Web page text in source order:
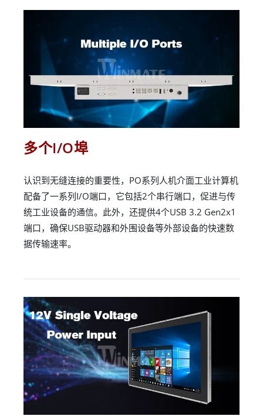
多个I/O埠
认识到无缝连接的重要性，PO系列人机介面工业计算机
配备了一系列I/O端口，它包括2个串行端口，促进与传
统工业设备的通信。此外，还提供4个USB 3.2 Gen2x1
端口，确保USB驱动器和外围设备等外部设备的快速数
据传输速率。